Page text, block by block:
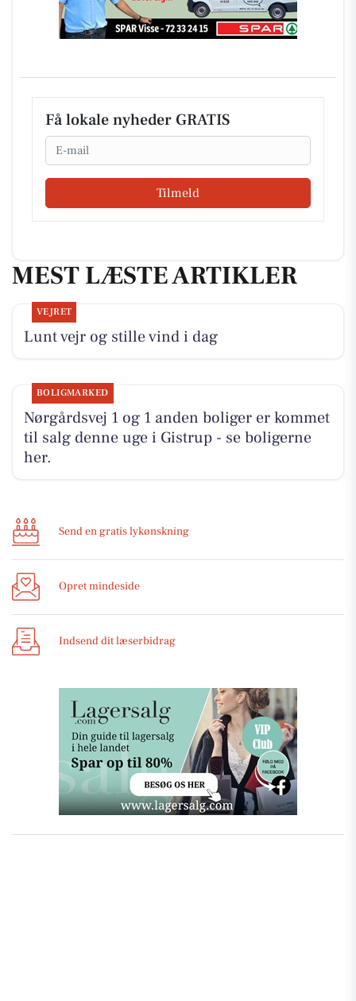
Få lokale nyheder GRATIS
Email
Tilmeld
MEST LÆSTE ARTIKLER
VEJRET
Lunt vejr og stille vind i dag
BOLIGMARKED
Nørgårdsvej 1 og 1 anden boliger er kommet
til salg denne uge i Gistrup - se boligerne
her.
Send en gratis lykønskning
Opret mindeside
Indsend dit læserbidrag